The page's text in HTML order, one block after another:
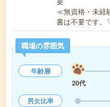
≪無資格・未経
書は不要です
職場の雰囲気
年齢層
20代
男女比率